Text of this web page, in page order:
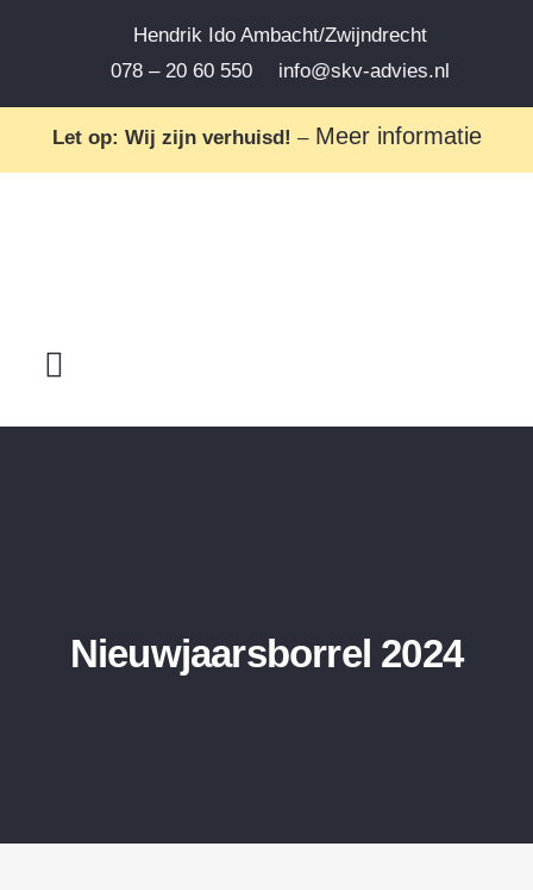
Hendrik Ido Ambacht/Zwijndrecht
078 – 20 60 550
info@skv-advies.nl
Let op: Wij zijn verhuisd! –Meer informatie
Nieuwjaarsborrel 2024